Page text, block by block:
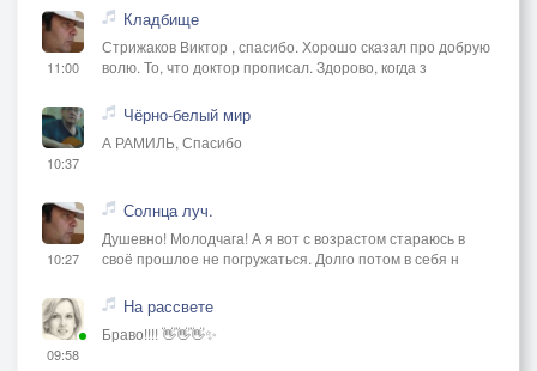
11:00
Кладбище
Стрижаков Виктор , спасибо. Хорошо сказал про добрую
волю. То, что доктор прописал. Здорово, когда з
10:37
Чёрно-белый мир
А РАМИЛЬ, Спасибо
10:27
Солнца луч.
Душевно! Молодчага! А я вот с возрастом стараюсь в
своё прошлое не погружаться. Долго потом в себя н
09:58
На рассвете
Браво!!!! 👋👋👋✨